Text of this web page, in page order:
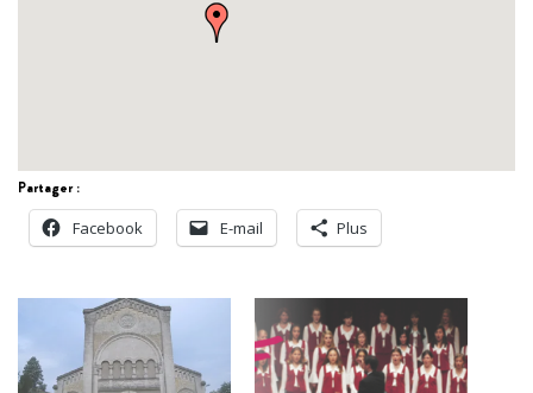
Partager :
Facebook
E-mail Plus